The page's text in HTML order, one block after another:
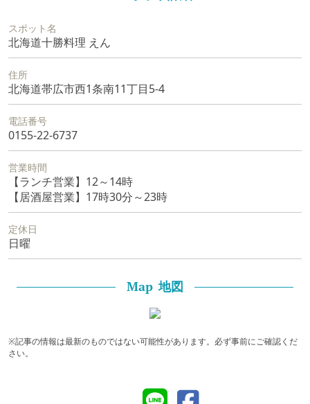
スポット名
北海道十勝料理 えん
住所
北海道帯広市西1条南11丁目5-4
電話番号
0155-22-6737
営業時間
【ランチ営業】12～14時
【居酒屋営業】17時30分～23時
定休日
日曜
Map 地図
※記事の情報は最新のものではない可能性があります。必ず事前にご確認くだ
さい。